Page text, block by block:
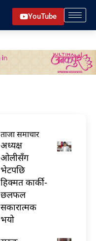
YouTube
ताजा समाचार
अध्यक्ष
ओलीसँग
भेटपछि
हिक्मत कार्की-
छलफल
सकारात्मक
भयो